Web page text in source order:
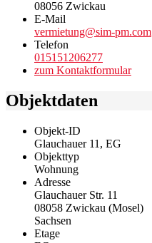
08056 Zwickau
E-Mail
vermietung@sim-pm.com
Telefon
015151206277
zum Kontaktformular
Objektdaten
Objekt-ID
Glauchauer 11, EG
Objekttyp
Wohnung
Adresse
Glauchauer Str. 11
08058 Zwickau (Mosel)
Sachsen
Etage